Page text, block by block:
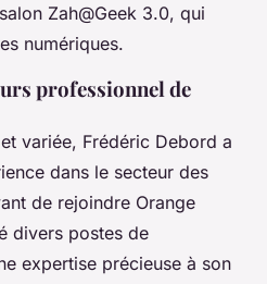
Zah@Geek 3.0, qui
numériques.
professionnel de
variée, Frédéric Debord a
dans le secteur des
de rejoindre Orange
divers postes de
expertise précieuse à son